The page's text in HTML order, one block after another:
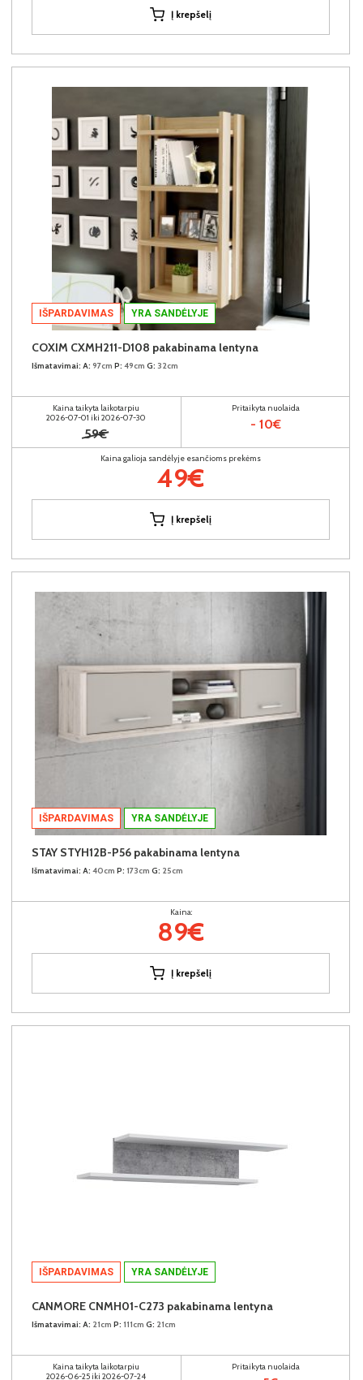
Į krepšelį
IŠPARDAVIMAS YRA SANDĖLYJE
COXIM CXMH211-D108 pakabinama lentyna
Išmatavimai: A: 97cm P: 49cm G: 32cm
Kaina taikyta laikotarpiu
2026-07-01 iki 2026-07-30
59€
Pritaikyta nuolaida
- 10€
Kaina galioja sandėlyje esančioms prekėms
49€
Į krepšelį
IŠPARDAVIMAS YRA SANDĖLYJE
STAY STYH12B-P56 pakabinama lentyna
Išmatavimai: A: 40cm P: 173cm G: 25cm
Kaina:
89€
Į krepšelį
IŠPARDAVIMAS YRA SANDĖLYJE
CANMORE CNMH01-C273 pakabinama lentyna
Išmatavimai: A: 21cm P: 111cm G: 21cm
Kaina taikyta laikotarpiu
2026-06-25 iki 2026-07-24
Pritaikyta nuolaida